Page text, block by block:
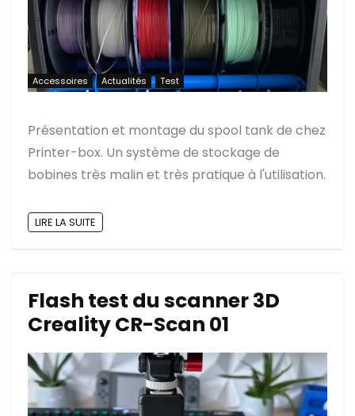
Accessoires Actualités Test
Présentation et montage du spool tank de chez
Printer-box. Un système de stockage de
bobines très malin et très pratique à l'utilisation.
LIRE LA SUITE
Flash test du scanner 3D
Creality CR-Scan 01